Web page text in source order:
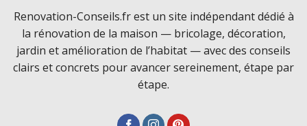
Renovation-Conseils.fr est un site indépendant dédié à
la rénovation de la maison — bricolage, décoration,
jardin et amélioration de l’habitat — avec des conseils
clairs et concrets pour avancer sereinement, étape par
étape.